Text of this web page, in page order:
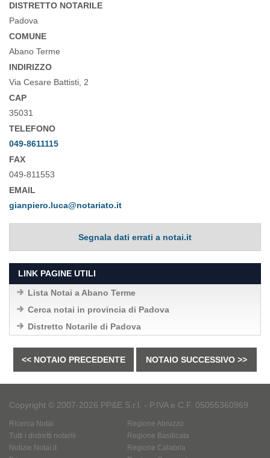
DISTRETTO NOTARILE
Padova
COMUNE
Abano Terme
INDIRIZZO
Via Cesare Battisti, 2
CAP
35031
TELEFONO
049-8611115
FAX
049-811553
EMAIL
gianpiero.luca@notariato.it
Segnala dati errati a notai.it
LINK PAGINE UTILI
Lista Notai a Abano Terme
Cerca notai in provincia di Padova
Distretto Notarile di Padova
<< NOTAIO PRECEDENTE NOTAIO SUCCESSIVO >>
Copyright © 2007-2026 PP&E S.r.l. - P.IVA e C.F. 05055360969
Ricerca Notai
Tutti i distretti notarili
Notizie Notai.it
Regione Abruzzo
Regione Basilicata
Regione Calabria